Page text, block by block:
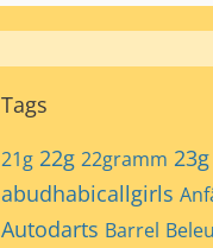
Tags
21g 22g 22gramm 23g
abudhabicallgirls
Autodarts Barrel